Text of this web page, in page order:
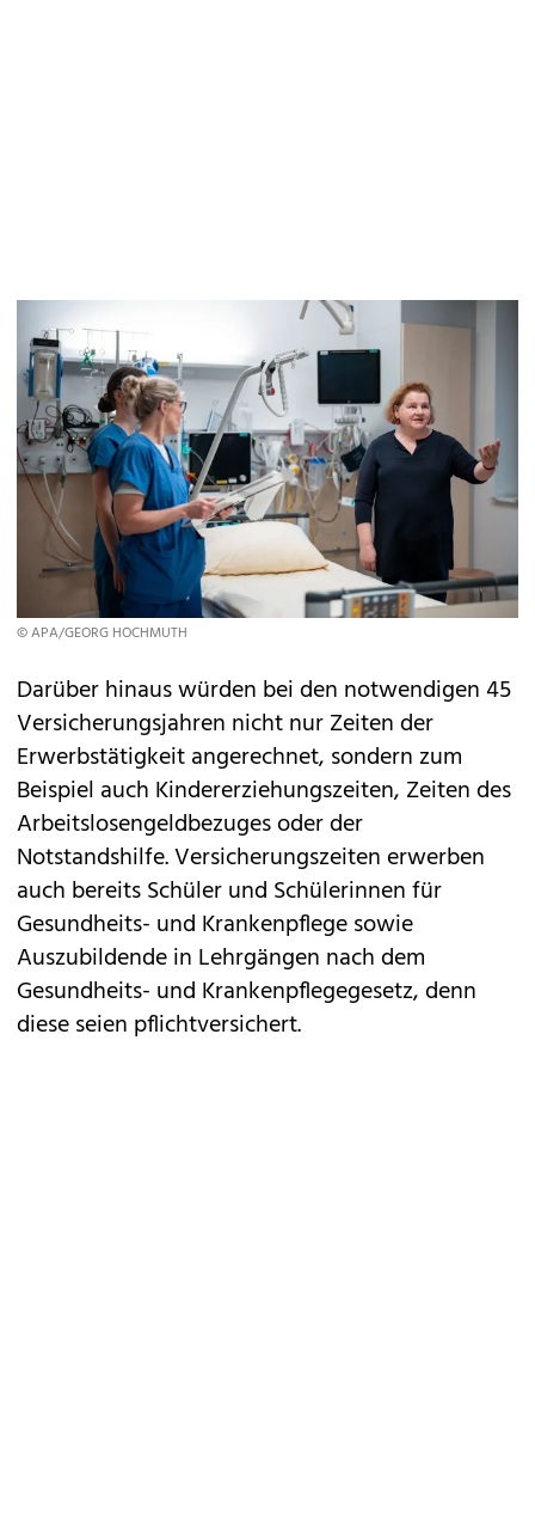
© APA/GEORG HOCHMUTH
Darüber hinaus würden bei den notwendigen 45
Versicherungsjahren nicht nur Zeiten der
Erwerbstätigkeit angerechnet, sondern zum
Beispiel auch Kindererziehungszeiten, Zeiten des
Arbeitslosengeldbezuges oder der
Notstandshilfe. Versicherungszeiten erwerben
auch bereits Schüler und Schülerinnen für
Gesundheits- und Krankenpflege sowie
Auszubildende in Lehrgängen nach dem
Gesundheits- und Krankenpflegegesetz, denn
diese seien pflichtversichert.